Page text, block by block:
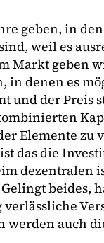
geben, in
weil es
Markt geben
in denen es
und der Preis
Elemente zu
das die
dezentralen
beides,
werden auch